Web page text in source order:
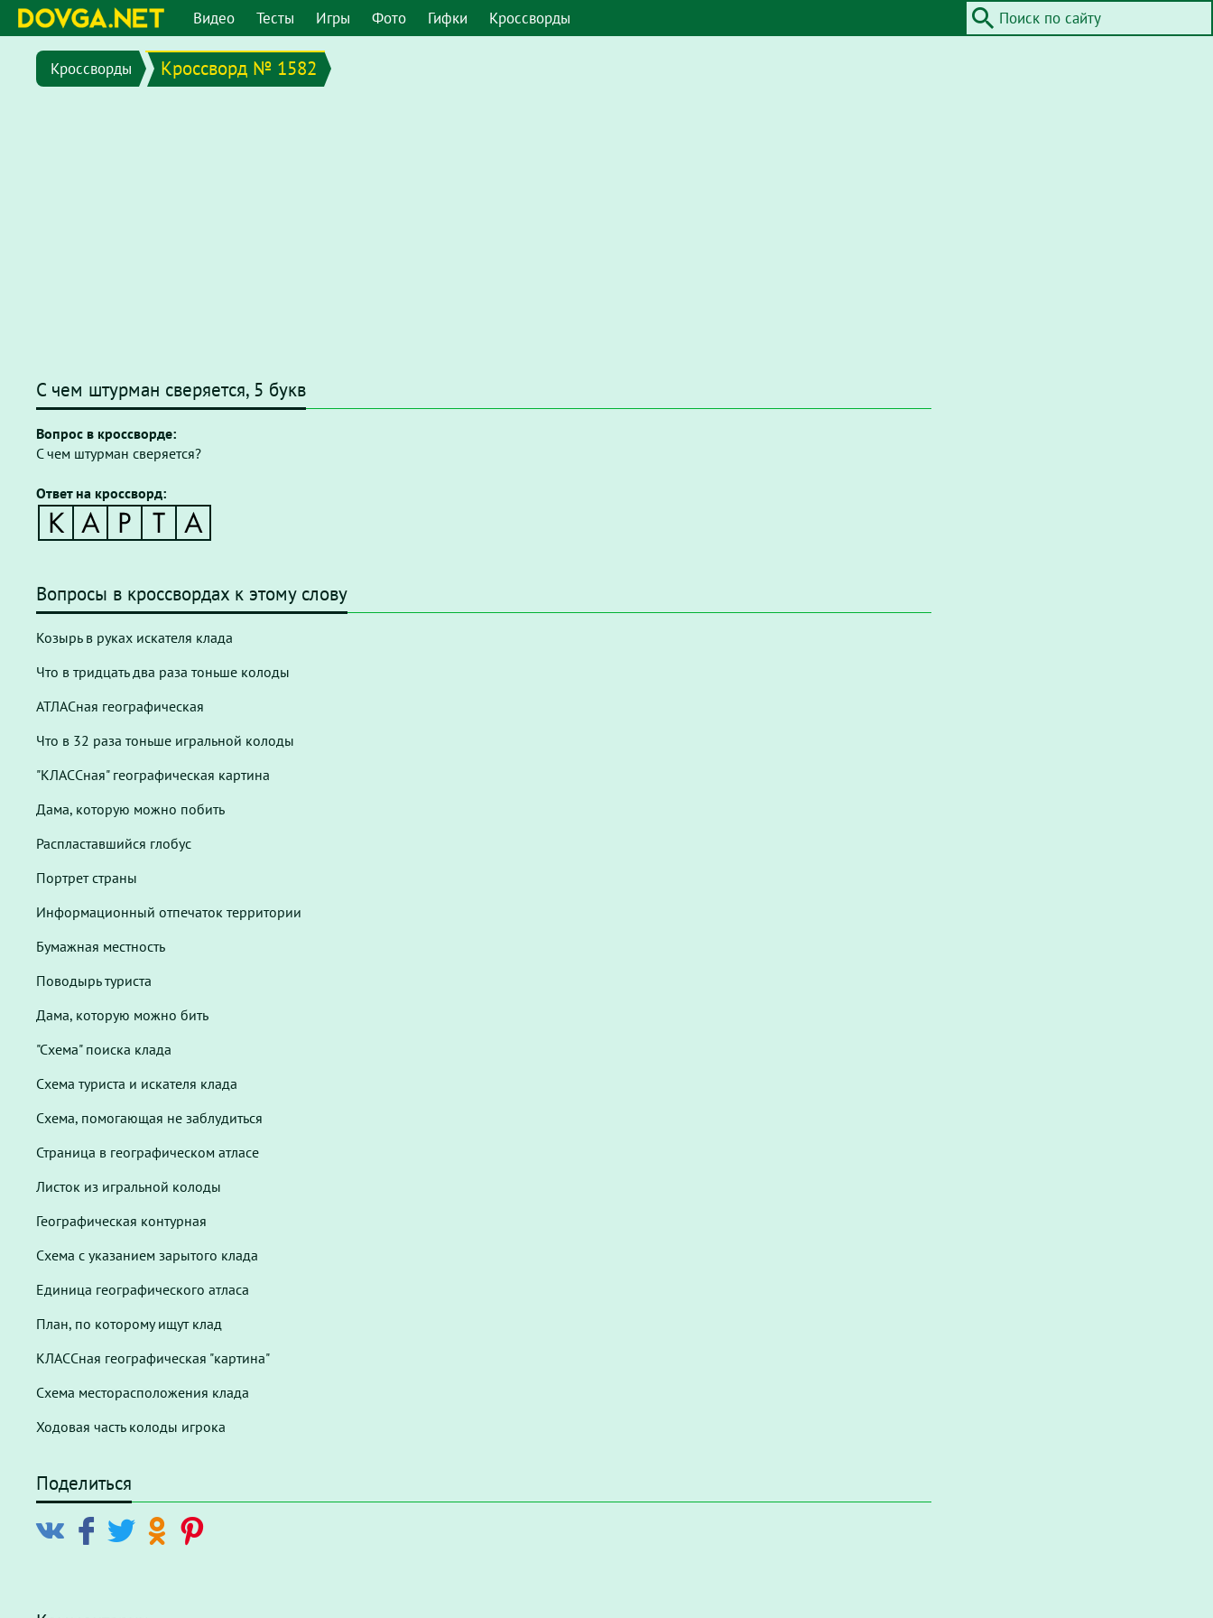
Видео Тесты Игры Фото Гифки Кроссворды
Кроссворды Кроссворд № 1582
С чем штурман сверяется, 5 букв
Вопрос в кроссворде:
С чем штурман сверяется?
Ответ на кроссворд:
Вопросы в кроссвордах к этому слову
Козырь в руках искателя клада
Что в тридцать два раза тоньше колоды
АТЛАСная географическая
Что в 32 раза тоньше игральной колоды
"КЛАССная" географическая картина
Дама, которую можно побить
Распластавшийся глобус
Портрет страны
Информационный отпечаток территории
Бумажная местность
Поводырь туриста
Дама, которую можно бить
"Схема" поиска клада
Схема туриста и искателя клада
Схема, помогающая не заблудиться
Страница в географическом атласе
Листок из игральной колоды
Географическая контурная
Схема с указанием зарытого клада
Единица географического атласа
План, по которому ищут клад
КЛАССная географическая "картина"
Схема месторасположения клада
Ходовая часть колоды игрока
Поделиться